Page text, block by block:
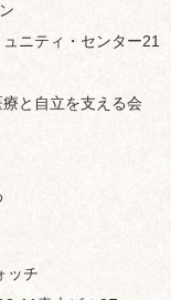
ニティ・センター21
と自立を支える会
ッチ